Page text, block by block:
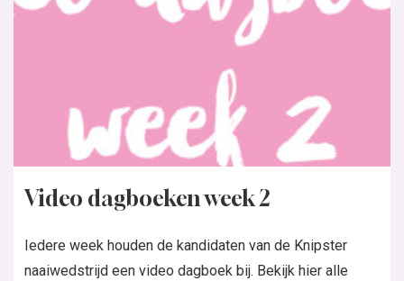
Video dagboeken week 2
Iedere week houden de kandidaten van de Knipster
naaiwedstrijd een video dagboek bij. Bekijk hier alle